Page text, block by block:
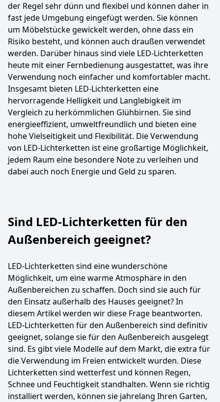
der Regel sehr dünn und flexibel und können daher in
fast jede Umgebung eingefügt werden. Sie können
um Möbelstücke gewickelt werden, ohne dass ein
Risiko besteht, und können auch draußen verwendet
werden. Darüber hinaus sind viele LED-Lichterketten
heute mit einer Fernbedienung ausgestattet, was ihre
Verwendung noch einfacher und komfortabler macht.
Insgesamt bieten LED-Lichterketten eine
hervorragende Helligkeit und Langlebigkeit im
Vergleich zu herkömmlichen Glühbirnen. Sie sind
energieeffizient, umweltfreundlich und bieten eine
hohe Vielseitigkeit und Flexibilität. Die Verwendung
von LED-Lichterketten ist eine großartige Möglichkeit,
jedem Raum eine besondere Note zu verleihen und
dabei auch noch Energie und Geld zu sparen.
Sind LED-Lichterketten für den
Außenbereich geeignet?
LED-Lichterketten sind eine wunderschöne
Möglichkeit, um eine warme Atmosphäre in den
Außenbereichen zu schaffen. Doch sind sie auch für
den Einsatz außerhalb des Hauses geeignet? In
diesem Artikel werden wir diese Frage beantworten.
LED-Lichterketten für den Außenbereich sind definitiv
geeignet, solange sie für den Außenbereich ausgelegt
sind. Es gibt viele Modelle auf dem Markt, die extra für
die Verwendung im Freien entwickelt wurden. Diese
Lichterketten sind wetterfest und können Regen,
Schnee und Feuchtigkeit standhalten. Wenn sie richtig
installiert werden, können sie jahrelang Ihren Garten,